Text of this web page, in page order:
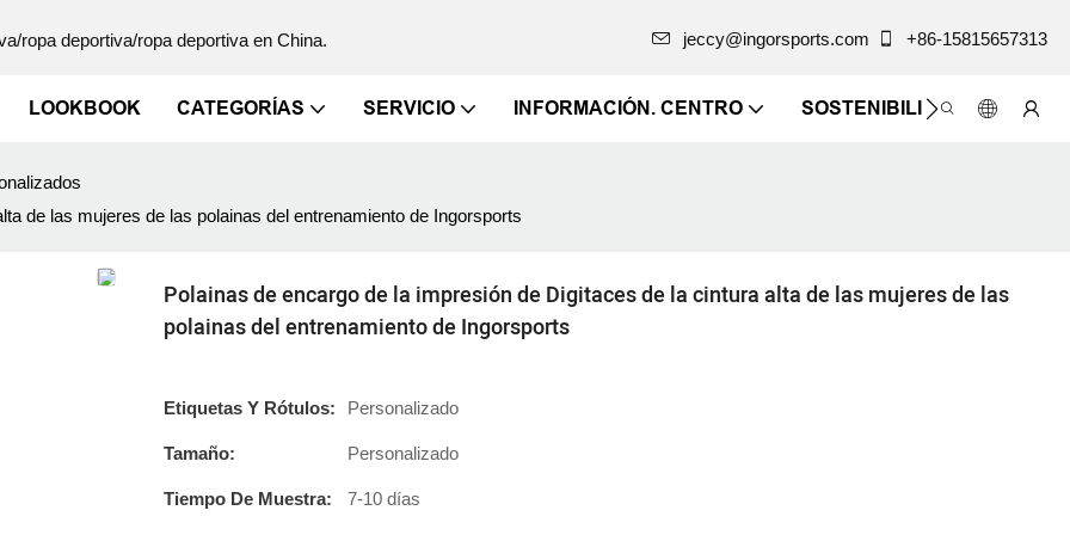
ropa deportiva/ropa deportiva en China. jeccy@ingorsports.com +86-15815657313
LOOKBOOK CATEGORÍAS SERVICIO INFORMACIÓN. CENTRO SOSTENIBILIDAD
de las mujeres de las polainas del entrenamiento de Ingorsports
Polainas de encargo de la impresión de Digitaces de la cintura alta de las mujeres de las
polainas del entrenamiento de Ingorsports
Etiquetas Y Rótulos: Personalizado
Tamaño: Personalizado
Tiempo De Muestra: 7-10 días